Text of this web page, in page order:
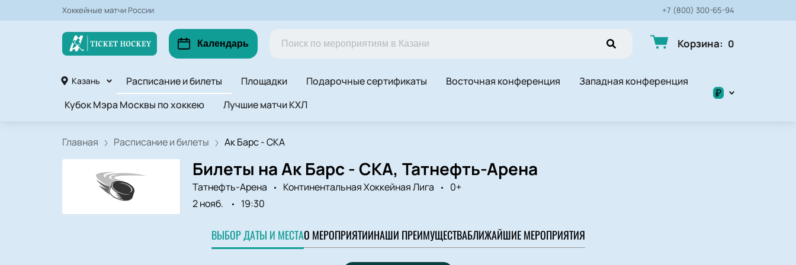
Хоккейные матчи России +7 (800) 300-65-94
Календарь Корзина: 0
Казань Расписание и билеты Площадки Подарочные сертификаты Восточная конференция
Западная конференция
Кубок Мэра Москвы по хоккею
Лучшие матчи КХЛ
₽
Главная Расписание и билеты Ак Барс - СКА
Билеты на Ак Барс - СКА, Татнефть-Арена
Татнефть-Арена Континентальная Хоккейная Лига
0+
2 нояб.
19:30
ВЫБОР ДАТЫ И МЕСТАО МЕРОПРИЯТИИНАШИ ПРЕИМУЩЕСТВАБЛИЖАЙШИЕ МЕРОПРИЯТИЯ